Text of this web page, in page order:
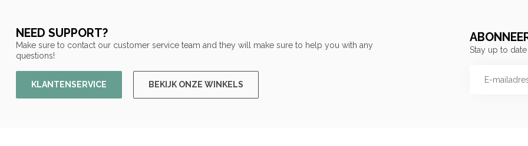
NEED SUPPORT?
Make sure to contact our customer service team and they will make sure to help you with any
questions!
KLANTENSERVICE BEKIJK ONZE WINKELS
Stay up to